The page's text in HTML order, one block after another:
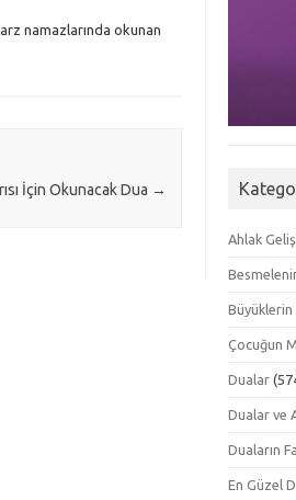
namazlarında okunan
İçin Okunacak Dua →
Ahlak
Büyüklerin
Çocuğun
Dualar
Dualar ve
Duaların
En Güzel